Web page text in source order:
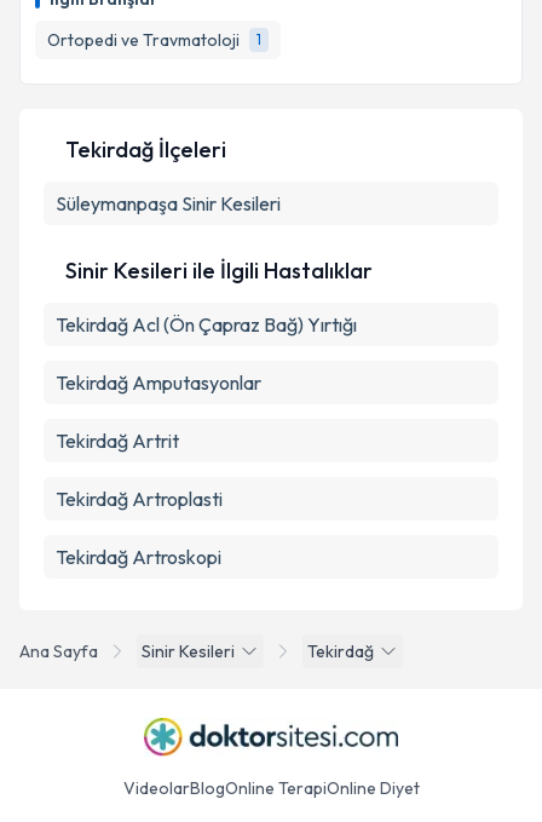
Ortopedi ve Travmatoloji
1
takvim hazırlandığında e-posta ile bilgilendireceğiz.
Metni'ni okudum ve kişisel verilerimin belirtilen
Ana Sayfa Sinir Kesileri Tekirdağ
Tekirdağ İlçeleri
Süleymanpaşa Sinir Kesileri
Sinir Kesileri ile İlgili Hastalıklar
Tekirdağ Acl (Ön Çapraz Bağ) Yırtığı
Tekirdağ Amputasyonlar
Tekirdağ Artrit
Tekirdağ Artroplasti
Tekirdağ Artroskopi
VideolarBlogOnline TerapiOnline Diyet